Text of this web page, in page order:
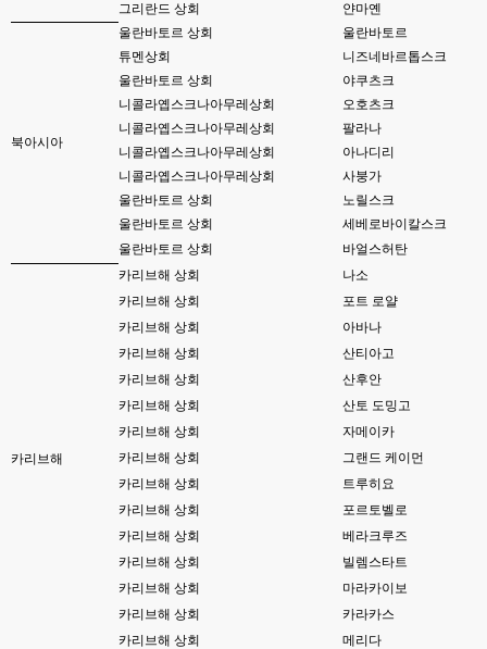
그리란드 상회
얀마옌
북아시아
울란바토르 상회
울란바토르
튜멘상회
니즈네바르톱스크
울란바토르 상회
야쿠츠크
니콜라옙스크나아무레상회
오호츠크
니콜라옙스크나아무레상회
팔라나
니콜라옙스크나아무레상회
아나디리
니콜라옙스크나아무레상회
사붕가
울란바토르 상회
노릴스크
울란바토르 상회
세베로바이칼스크
울란바토르 상회
바얼스허탄
카리브해
카리브해 상회
나소
카리브해 상회
포트 로얄
카리브해 상회
아바나
카리브해 상회
산티아고
카리브해 상회
산후안
카리브해 상회
산토 도밍고
카리브해 상회
자메이카
카리브해 상회
그랜드 케이먼
카리브해 상회
트루히요
카리브해 상회
포르토벨로
카리브해 상회
베라크루즈
카리브해 상회
빌렘스타트
카리브해 상회
마라카이보
카리브해 상회
카라카스
카리브해 상회
메리다
오 정상 이네요!
00:16
채팅치믄 바로 반영 정상 ㅋ
접속자는 ip당 1명인가 보네요. 다른 브로우저로 접속해도 3명인거보면
음
폰으로 접속해보니 3이 되는데
나가도 3이네 하핫 ...
이게 db 접속자수로 잡는형태로 해서 그런가 ;;
밑에 일반웹게임이 더있었네요
아 이제 2로 돌아왔군요